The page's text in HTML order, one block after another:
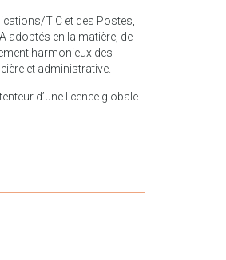
TIC et des Postes,
adoptés en la matière, de
harmonieux des
et administrative.
d’une licence globale